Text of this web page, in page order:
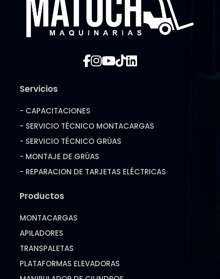
Servicios
- CAPACITACIONES
- SERVICIO TÉCNICO MONTACARGAS
- SERVICIO TÉCNICO GRÚAS
- MONTAJE DE GRÚAS
- REPARACION DE TARJETAS ELÉCTRICAS
Productos
MONTACARGAS
APILADORES
TRANSPALETAS
PLATAFORMAS ELEVADORAS